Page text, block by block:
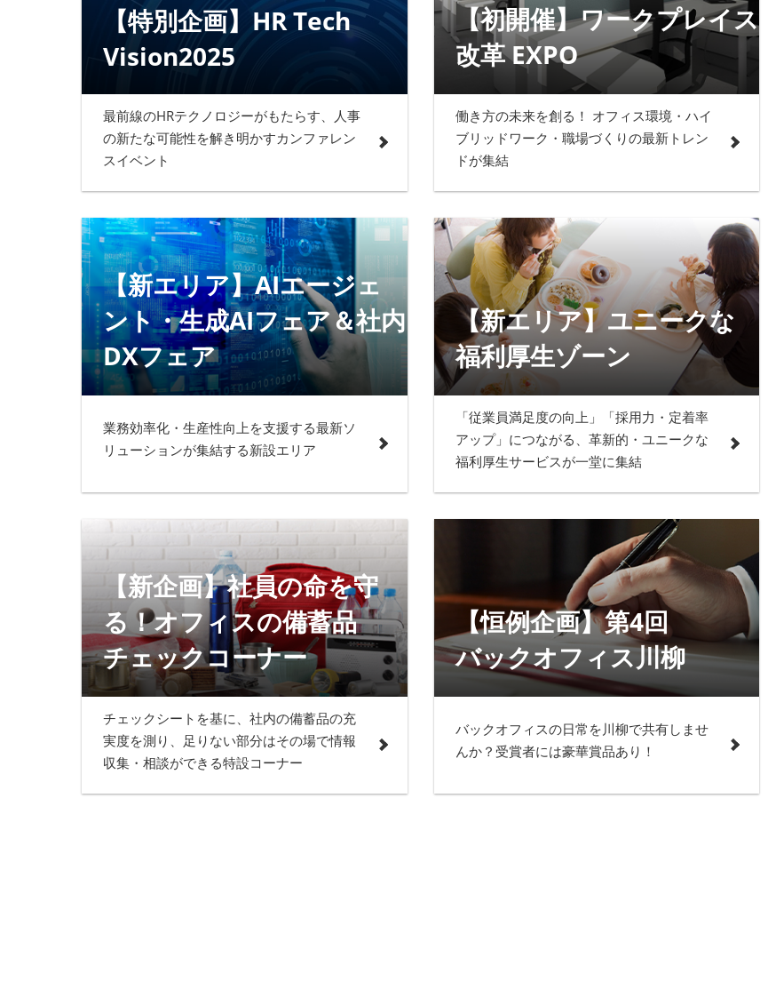
【特別企画】HR Tech
Vision2025
最前線のHRテクノロジーがもたらす、人事
の新たな可能性を解き明かすカンファレン
スイベント
【初開催】ワークプレイス
改革 EXPO
働き方の未来を創る！ オフィス環境・ハイ
ブリッドワーク・職場づくりの最新トレン
ドが集結
【新エリア】AIエージェ
ント・生成AIフェア＆社内
DXフェア
業務効率化・生産性向上を支援する最新ソ
リューションが集結する新設エリア
【新エリア】ユニークな
福利厚生ゾーン
「従業員満足度の向上」「採用力・定着率
アップ」につながる、革新的・ユニークな
福利厚生サービスが一堂に集結
【新企画】社員の命を守
る！オフィスの備蓄品
チェックコーナー
チェックシートを基に、社内の備蓄品の充
実度を測り、足りない部分はその場で情報
収集・相談ができる特設コーナー
【恒例企画】第4回
バックオフィス川柳
バックオフィスの日常を川柳で共有しませ
んか？受賞者には豪華賞品あり！